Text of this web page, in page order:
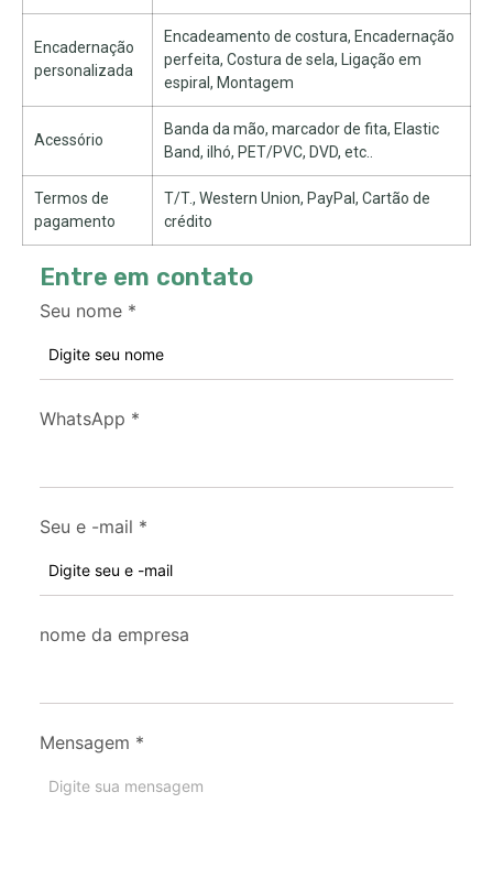
Encadernação
personalizada
Encadeamento de costura, Encadernação
perfeita, Costura de sela, Ligação em
espiral, Montagem
Acessório
Banda da mão, marcador de fita, Elastic
Band, ilhó, PET/PVC, DVD, etc..
Termos de
pagamento
T/T., Western Union, PayPal, Cartão de
crédito
Entre em contato
Seu nome *
WhatsApp *
Seu e -mail *
nome da empresa
Mensagem *